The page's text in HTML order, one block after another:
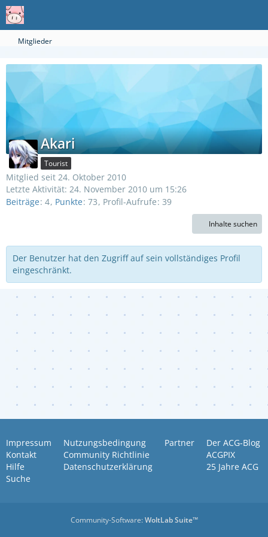
Mitglieder
Akari
Tourist
Mitglied seit 24. Oktober 2010
Letzte Aktivität: 24. November 2010 um 15:26
Beiträge 4 Punkte 73 Profil-Aufrufe 39
Inhalte suchen
Der Benutzer hat den Zugriff auf sein vollständiges Profil
eingeschränkt.
Impressum
Kontakt
Hilfe
Suche
Nutzungsbedingung
Community Richtlinie
Datenschutzerklärung
Partner
Der ACG-Blog
ACGPIX
25 Jahre ACG
Community-Software:WoltLab Suite™